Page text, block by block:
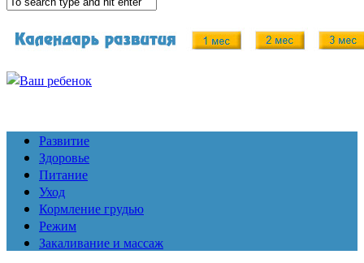
Развитие
Здоровье
Питание
Уход
Кормление грудью
Режим
Закаливание и массаж